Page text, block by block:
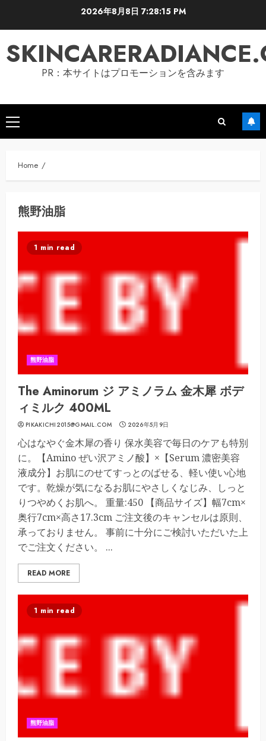
2026年8月8日 7:28:16 PM
PR：本サイトはプロモーションを含みます
Primary
Menu
Home
熊野油脂
1 min read
熊野油脂
The Aminorum ジ アミノラム 金木犀 ボデ
ィミルク 400ML
PIKAKICHI2015@GMAIL.COM 2026年5月9日
心はなやぐ金木犀の香り 保水美容で毎日のケアも特別
に。【Amino ぜい沢アミノ酸】×【Serum 濃密美容
液成分】お肌にのせてすっとのばせる、軽い使い心地
です。乾燥が気になるお肌にやさしくなじみ、しっと
りつやめくお肌へ。 重量:450 【商品サイズ】幅7cm×
奥行7cm×高さ17.3cm ご注文後のキャンセルは原則、
承っておりません。 事前に十分にご検討いただいた上
でご注文ください。 ...
READ MORE
1 min read
熊野油脂